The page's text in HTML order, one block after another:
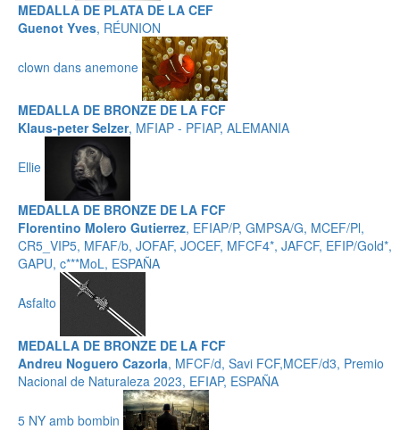
MEDALLA DE PLATA DE LA CEF
Guenot Yves, RÉUNION
clown dans anemone
MEDALLA DE BRONZE DE LA FCF
Klaus-peter Selzer, MFIAP - PFIAP, ALEMANIA
Ellie
MEDALLA DE BRONZE DE LA FCF
Florentino Molero Gutierrez, EFIAP/P, GMPSA/G, MCEF/Pl,
CR5_VIP5, MFAF/b, JOFAF, JOCEF, MFCF4*, JAFCF, EFIP/Gold*,
GAPU, c***MoL, ESPAÑA
Asfalto
MEDALLA DE BRONZE DE LA FCF
Andreu Noguero Cazorla, MFCF/d, Savi FCF,MCEF/d3, Premio
Nacional de Naturaleza 2023, EFIAP, ESPAÑA
5 NY amb bombin